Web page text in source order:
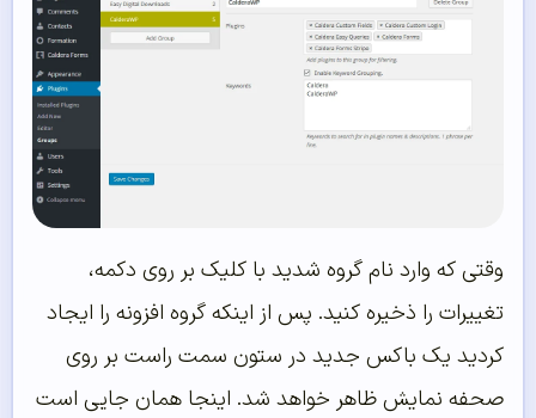
وقتی که وارد نام گروه شدید با کلیک بر روی دکمه،
تغییرات را ذخیره کنید. پس از اینکه گروه افزونه را ایجاد
کردید یک باکس جدید در ستون سمت راست بر روی
صحفه نمایش ظاهر خواهد شد. اینجا همان جایی است